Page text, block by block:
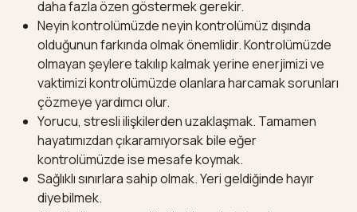
daha fazla özen göstermek gerekir.
Neyin kontrolümüzde neyin kontrolümüz dışında
olduğunun farkında olmak önemlidir. Kontrolümüzde
olmayan şeylere takılıp kalmak yerine enerjimizi ve
vaktimizi kontrolümüzde olanlara harcamak sorunları
çözmeye yardımcı olur.
Yorucu, stresli ilişkilerden uzaklaşmak. Tamamen
hayatımızdan çıkaramıyorsak bile eğer
kontrolümüzde ise mesafe koymak.
Sağlıklı sınırlara sahip olmak. Yeri geldiğinde hayır
diyebilmek.